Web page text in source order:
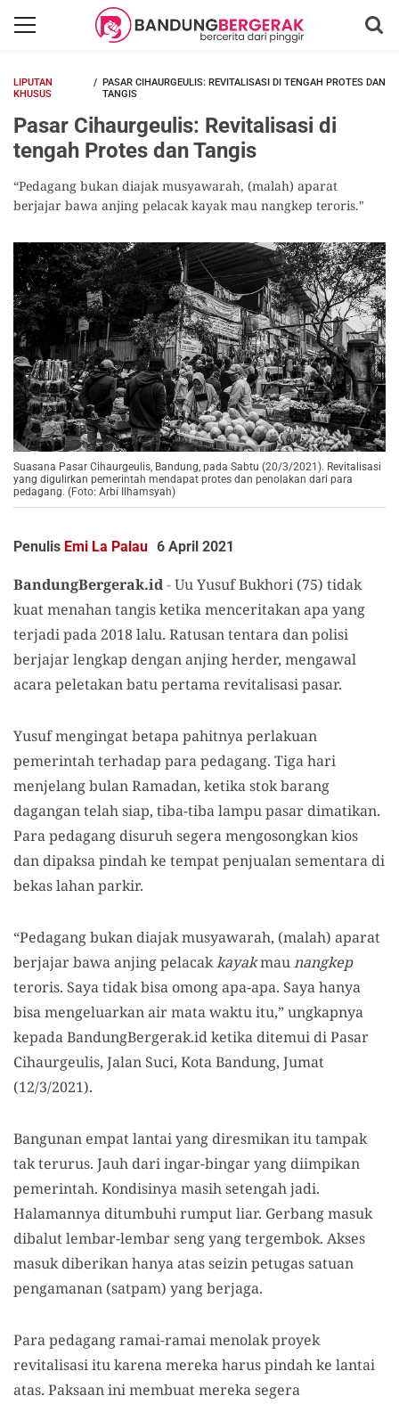
LIPUTAN
KHUSUS
PASAR CIHAURGEULIS: REVITALISASI DI TENGAH PROTES DAN
TANGIS
Pasar Cihaurgeulis: Revitalisasi di
tengah Protes dan Tangis
“Pedagang bukan diajak musyawarah, (malah) aparat
berjajar bawa anjing pelacak kayak mau nangkep teroris."
Suasana Pasar Cihaurgeulis, Bandung, pada Sabtu (20/3/2021). Revitalisasi
yang digulirkan pemerintah mendapat protes dan penolakan dari para
pedagang. (Foto: Arbi Ilhamsyah)
Penulis Emi La Palau 6 April 2021
BandungBergerak.id-Uu Yusuf Bukhori (75) tidak
kuat menahan tangis ketika menceritakan apa yang
terjadi pada 2018 lalu. Ratusan tentara dan polisi
berjajar lengkap dengan anjing herder, mengawal
acara peletakan batu pertama revitalisasi pasar.
Yusuf mengingat betapa pahitnya perlakuan
pemerintah terhadap para pedagang. Tiga hari
menjelang bulan Ramadan, ketika stok barang
dagangan telah siap, tiba-tiba lampu pasar dimatikan.
Para pedagang disuruh segera mengosongkan kios
dan dipaksa pindah ke tempat penjualan sementara di
bekas lahan parkir.
“Pedagang bukan diajak musyawarah, (malah) aparat
berjajar bawa anjing pelacakkayakmaunangkep
teroris. Saya tidak bisa omong apa-apa. Saya hanya
bisa mengeluarkan air mata waktu itu,” ungkapnya
kepada BandungBergerak.id ketika ditemui di Pasar
Cihaurgeulis, Jalan Suci, Kota Bandung, Jumat
(12/3/2021).
Bangunan empat lantai yang diresmikan itu tampak
tak terurus. Jauh dari ingar-bingar yang diimpikan
pemerintah. Kondisinya masih setengah jadi.
Halamannya ditumbuhi rumput liar. Gerbang masuk
dibalut lembar-lembar seng yang tergembok. Akses
masuk diberikan hanya atas seizin petugas satuan
pengamanan (satpam) yang berjaga.
Para pedagang ramai-ramai menolak proyek
revitalisasi itu karena mereka harus pindah ke lantai
atas. Paksaan ini membuat mereka segera